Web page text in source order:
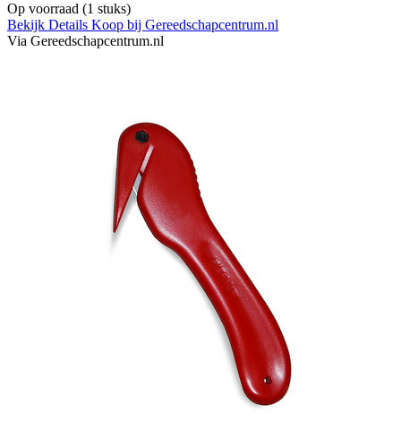
Op voorraad (1 stuks)
Bekijk Details Koop bij Gereedschapcentrum.nl
Via Gereedschapcentrum.nl